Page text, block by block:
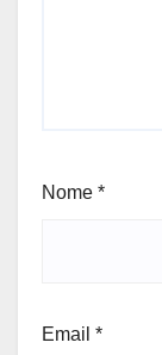
Nome *
Email *